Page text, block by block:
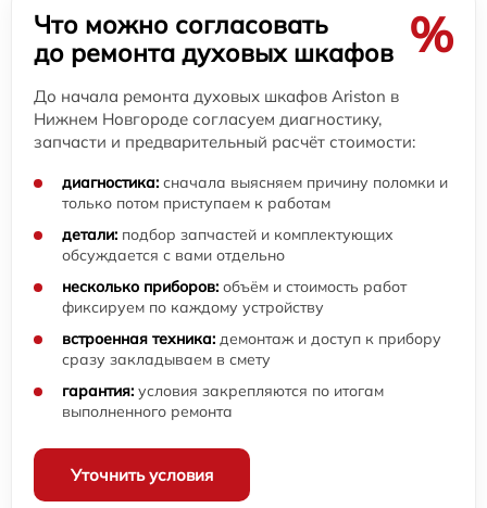
Что можно согласовать
до ремонта духовых шкафов %
До начала ремонта духовых шкафов Ariston в
Нижнем Новгороде согласуем диагностику,
запчасти и предварительный расчёт стоимости:
диагностика: сначала выясняем причину поломки и
только потом приступаем к работам
детали: подбор запчастей и комплектующих
обсуждается с вами отдельно
несколько приборов: объём и стоимость работ
фиксируем по каждому устройству
встроенная техника: демонтаж и доступ к прибору
сразу закладываем в смету
гарантия: условия закрепляются по итогам
выполненного ремонта
Уточнить условия